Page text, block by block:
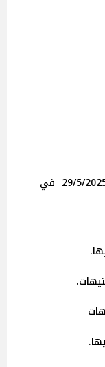
نرصد لكم أسعار الخضراوات اليوم الخميس 29/5/2025 في